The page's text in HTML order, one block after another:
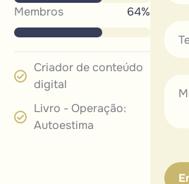
Membros 76%
Criador de conteúdo
digital
Livro - Operação:
Autoestima